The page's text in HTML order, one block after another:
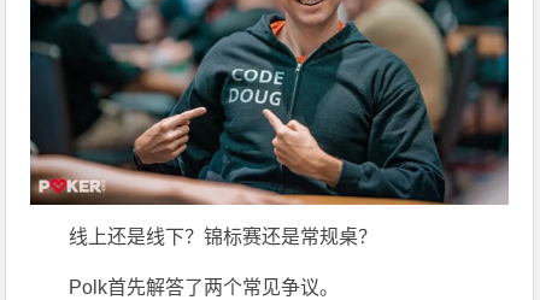
线上还是线下？锦标赛还是常规桌？
Polk首先解答了两个常见争议。